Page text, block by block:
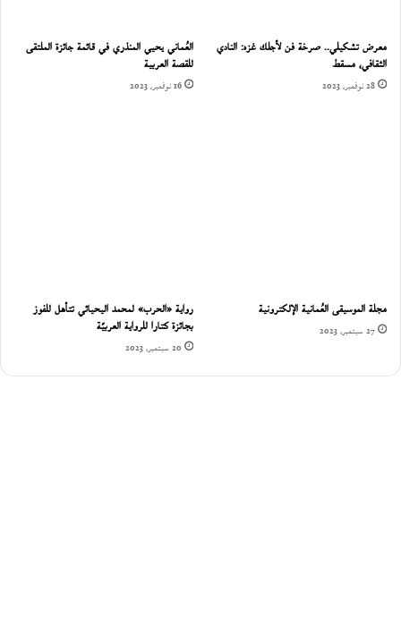
معرض تشكيلي.. صرخة فن لأجلك غزه: النادي
الثقافي، مسقط
28 نوفمبر، 2023
العُماني يحيي المنذري في قائمة جائزة الملتقى
للقصة العربية
16 نوفمبر، 2023
مجلة الموسيقى العُمانية الإلكترونية
27 سبتمبر، 2023
رواية «الحرب» لمحمد اليحيائي تتأهل للفوز
بجائزة كتارا للرواية العربيّة
20 سبتمبر، 2023